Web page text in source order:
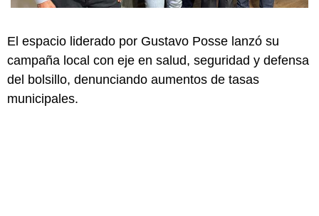
El espacio liderado por Gustavo Posse lanzó su
campaña local con eje en salud, seguridad y defensa
del bolsillo, denunciando aumentos de tasas
municipales.